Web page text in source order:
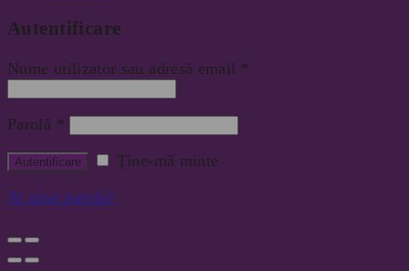
Autentificare
Nume utilizator sau adresă email *
Parolă *
Ține-mă minte
Ai uitat parola?